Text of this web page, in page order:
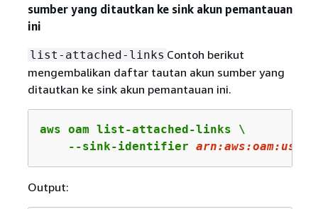
sumber yang ditautkan ke sink akun pemantauan
ini
list-attached-links Contoh berikut
mengembalikan daftar tautan akun sumber yang
ditautkan ke sink akun pemantauan ini.
aws oam list-attached-links \
    --sink-identifier
arn:aws:oam:us-
Output: